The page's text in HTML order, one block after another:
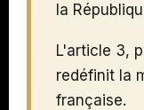
la
L'article 3,
redéfinit la
française.